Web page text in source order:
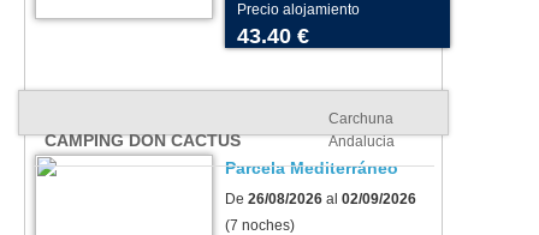
Precio alojamiento
43.40 €
CAMPING DON CACTUS
Carchuna
Andalucia
Parcela Mediterráneo
De 26/08/2026 al 02/09/2026
(7 noches)